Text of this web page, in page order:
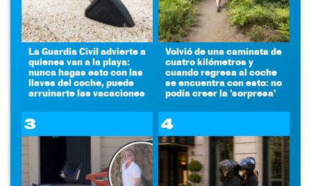
La Guardia Civil advierte a
quienes van a la playa:
nunca hagas esto con las
llaves del coche, puede
arruinarte las vacaciones
Volvió de una caminata de
cuatro kilómetros y
cuando regresa al coche
se encuentra con esto: no
podía creer la 'sorpresa'
3 4